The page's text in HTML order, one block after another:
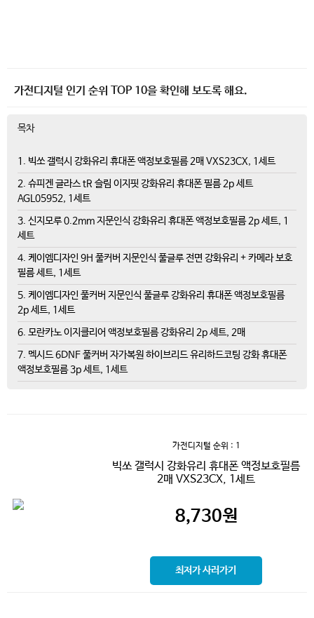
가전디지털 인기 순위 TOP 10을 확인해 보도록 해요.
목차
1. 빅쏘 갤럭시 강화유리 휴대폰 액정보호필름 2매 VXS23CX, 1세트
2. 슈피겐 글라스 tR 슬림 이지핏 강화유리 휴대폰 필름 2p 세트
AGL05952, 1세트
3. 신지모루 0.2mm 지문인식 강화유리 휴대폰 액정보호필름 2p 세트, 1
세트
4. 케이엠디자인 9H 풀커버 지문인식 풀글루 전면 강화유리 + 카메라 보호
필름 세트, 1세트
5. 케이엠디자인 풀커버 지문인식 풀글루 강화유리 휴대폰 액정보호필름
2p 세트, 1세트
6. 모란카노 이지클리어 액정보호필름 강화유리 2p 세트, 2매
7. 멕시드 6DNF 풀커버 자가복원 하이브리드 유리하드코팅 강화 휴대폰
액정보호필름 3p 세트, 1세트
가전디지털 순위 : 1
빅쏘 갤럭시 강화유리 휴대폰 액정보호필름
2매 VXS23CX, 1세트
8,730원
최저가 사러가기